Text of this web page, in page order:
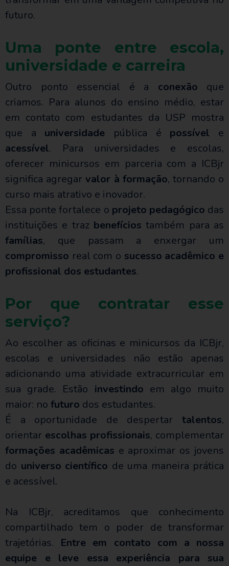
futuro.
Uma ponte entre escola,
universidade e carreira
Outro ponto essencial é a conexão que
criamos. Para alunos do ensino médio, estar
em contato com estudantes da USP mostra
que a universidade pública é possível e
acessível. Para universidades e escolas,
oferecer minicursos em parceria com a ICBjr
significa agregar valor à formação, tornando o
curso mais atrativo e inovador.
Essa ponte fortalece o projeto pedagógico das
instituições e traz benefícios também para as
famílias, que passam a enxergar um
compromisso real com o sucesso acadêmico e
profissional dos estudantes.
Por que contratar esse
serviço?
Ao escolher as oficinas e minicursos da ICBjr,
escolas e universidades não estão apenas
adicionando uma atividade extracurricular em
sua grade. Estão investindo em algo muito
maior: no futuro dos estudantes.
É a oportunidade de despertar talentos,
orientar escolhas profissionais, complementar
formações acadêmicas e aproximar os jovens
do universo científico de uma maneira prática
e acessível.
Na ICBjr, acreditamos que conhecimento
compartilhado tem o poder de transformar
trajetórias. Entre em contato com a nossa
equipe e leve essa experiência para sua